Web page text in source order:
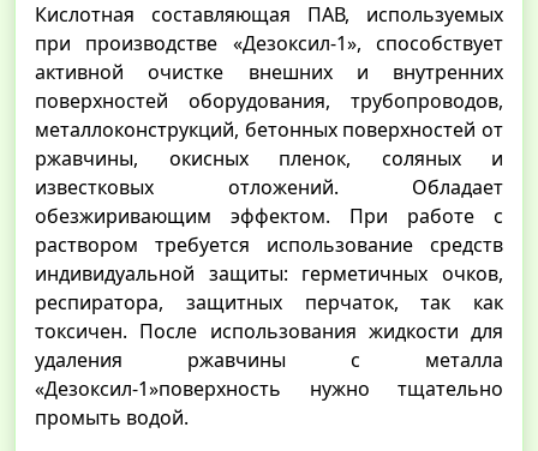
Кислотная составляющая ПАВ, используемых
при производстве «Дезоксил-1», способствует
активной очистке внешних и внутренних
поверхностей оборудования, трубопроводов,
металлоконструкций, бетонных поверхностей от
ржавчины, окисных пленок, соляных и
известковых отложений. Обладает
обезжиривающим эффектом. При работе с
раствором требуется использование средств
индивидуальной защиты: герметичных очков,
респиратора, защитных перчаток, так как
токсичен. После использования жидкости для
удаления ржавчины с металла
«Дезоксил-1»поверхность нужно тщательно
промыть водой.